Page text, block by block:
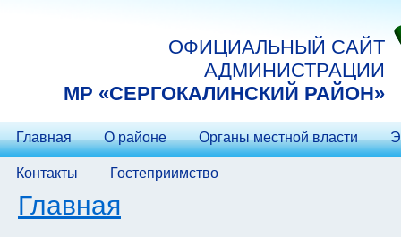
ОФИЦИАЛЬНЫЙ САЙТ
АДМИНИСТРАЦИИ
МP «СЕРГОКАЛИНСКИЙ РАЙОН»
Главная О районе Органы местной власти
Контакты Гостеприимство
Вы здесь
Главная